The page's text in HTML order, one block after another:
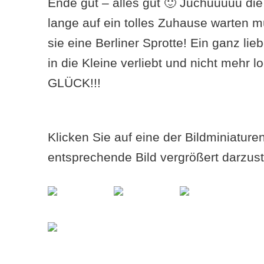
lange auf ein tolles Zuhause warten
sie eine Berliner Sprotte! Ein ganz
in die Kleine verliebt und nicht mehr
GLÜCK!!!
Klicken Sie auf eine der
entsprechende Bild vergrößert